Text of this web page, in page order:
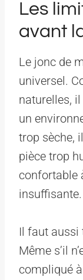
Les
avant
Le jonc de
universel.
naturelles,
un
trop sèche,
pièce trop
confortable
insuffisante.
Il faut aussi
Même s’il
compliqué